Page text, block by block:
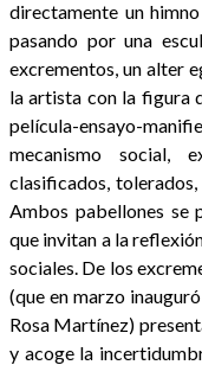
directamente un
pasando por una
excrementos, un alter
la artista con la figura
película-ensayo-
mecanismo social,
clasificados,
Ambos pabellones se
que invitan a la
sociales. De los
(que en marzo
Rosa Martínez)
y acoge la